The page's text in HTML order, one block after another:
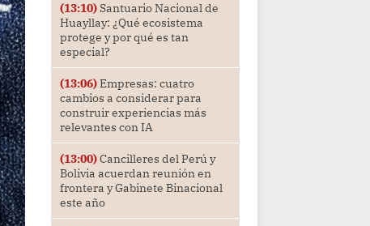
(13:10)Santuario Nacional de
Huayllay: ¿Qué ecosistema
protege y por qué es tan
especial?
(13:06)Empresas: cuatro
cambios a considerar para
construir experiencias más
relevantes con IA
(13:00)Cancilleres del Perú y
Bolivia acuerdan reunión en
frontera y Gabinete Binacional
este año